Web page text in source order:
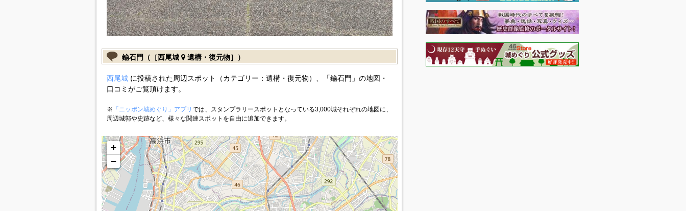
鍮石門（［西尾城 遺構・復元物］）
西尾城に投稿された周辺スポット（カテゴリー：遺構・復元物）、「鍮石門」の地図・
口コミがご覧頂けます。
※ 「ニッポン城めぐり」アプリ では、スタンプラリースポットとなっている3,000城それぞれの地図に、
周辺城郭や史跡など、様々な関連スポットを自由に追加できます。
+
−